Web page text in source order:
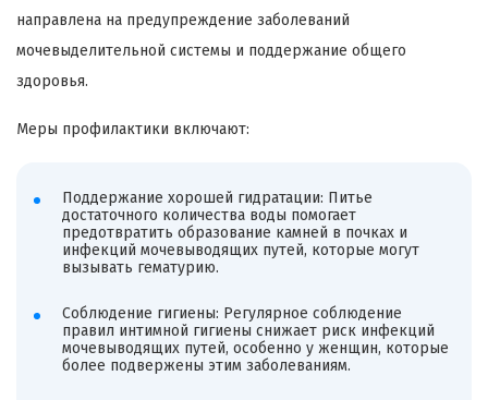
направлена на предупреждение заболеваний
мочевыделительной системы и поддержание общего
здоровья.
Меры профилактики включают:
Поддержание хорошей гидратации: Питье
достаточного количества воды помогает
предотвратить образование камней в почках и
инфекций мочевыводящих путей, которые могут
вызывать гематурию.
Соблюдение гигиены: Регулярное соблюдение
правил интимной гигиены снижает риск инфекций
мочевыводящих путей, особенно у женщин, которые
более подвержены этим заболеваниям.